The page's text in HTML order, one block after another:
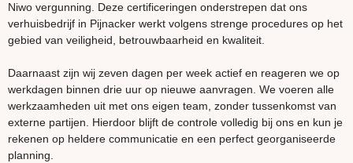
Niwo vergunning. Deze certificeringen onderstrepen dat ons
verhuisbedrijf in Pijnacker werkt volgens strenge procedures op het
gebied van veiligheid, betrouwbaarheid en kwaliteit.
Daarnaast zijn wij zeven dagen per week actief en reageren we op
werkdagen binnen drie uur op nieuwe aanvragen. We voeren alle
werkzaamheden uit met ons eigen team, zonder tussenkomst van
externe partijen. Hierdoor blijft de controle volledig bij ons en kun je
rekenen op heldere communicatie en een perfect georganiseerde
planning.